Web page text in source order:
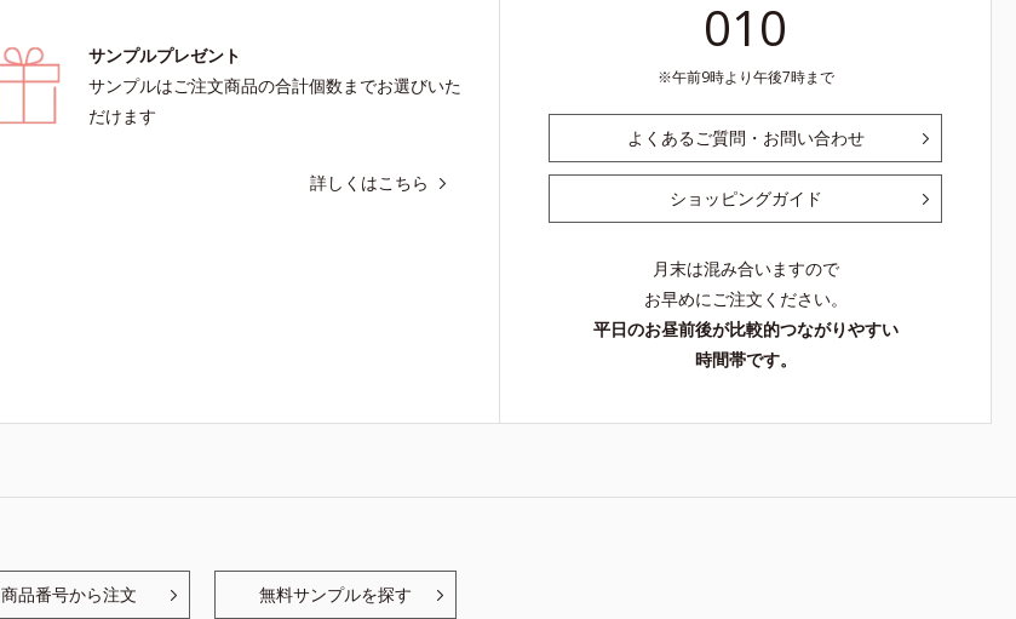
サンプルプレゼント
サンプルはご注文商品の合計個数までお選びいた
だけます
詳しくはこちら
010
午前9時より午後7時まで
よくあるご質問・お問い合わせ
ショッピングガイド
月末は混み合いますので
お早めにご注文ください。
平日のお昼前後が比較的つながりやすい
時間帯です。
商品番号から注文 無料サンプルを探す